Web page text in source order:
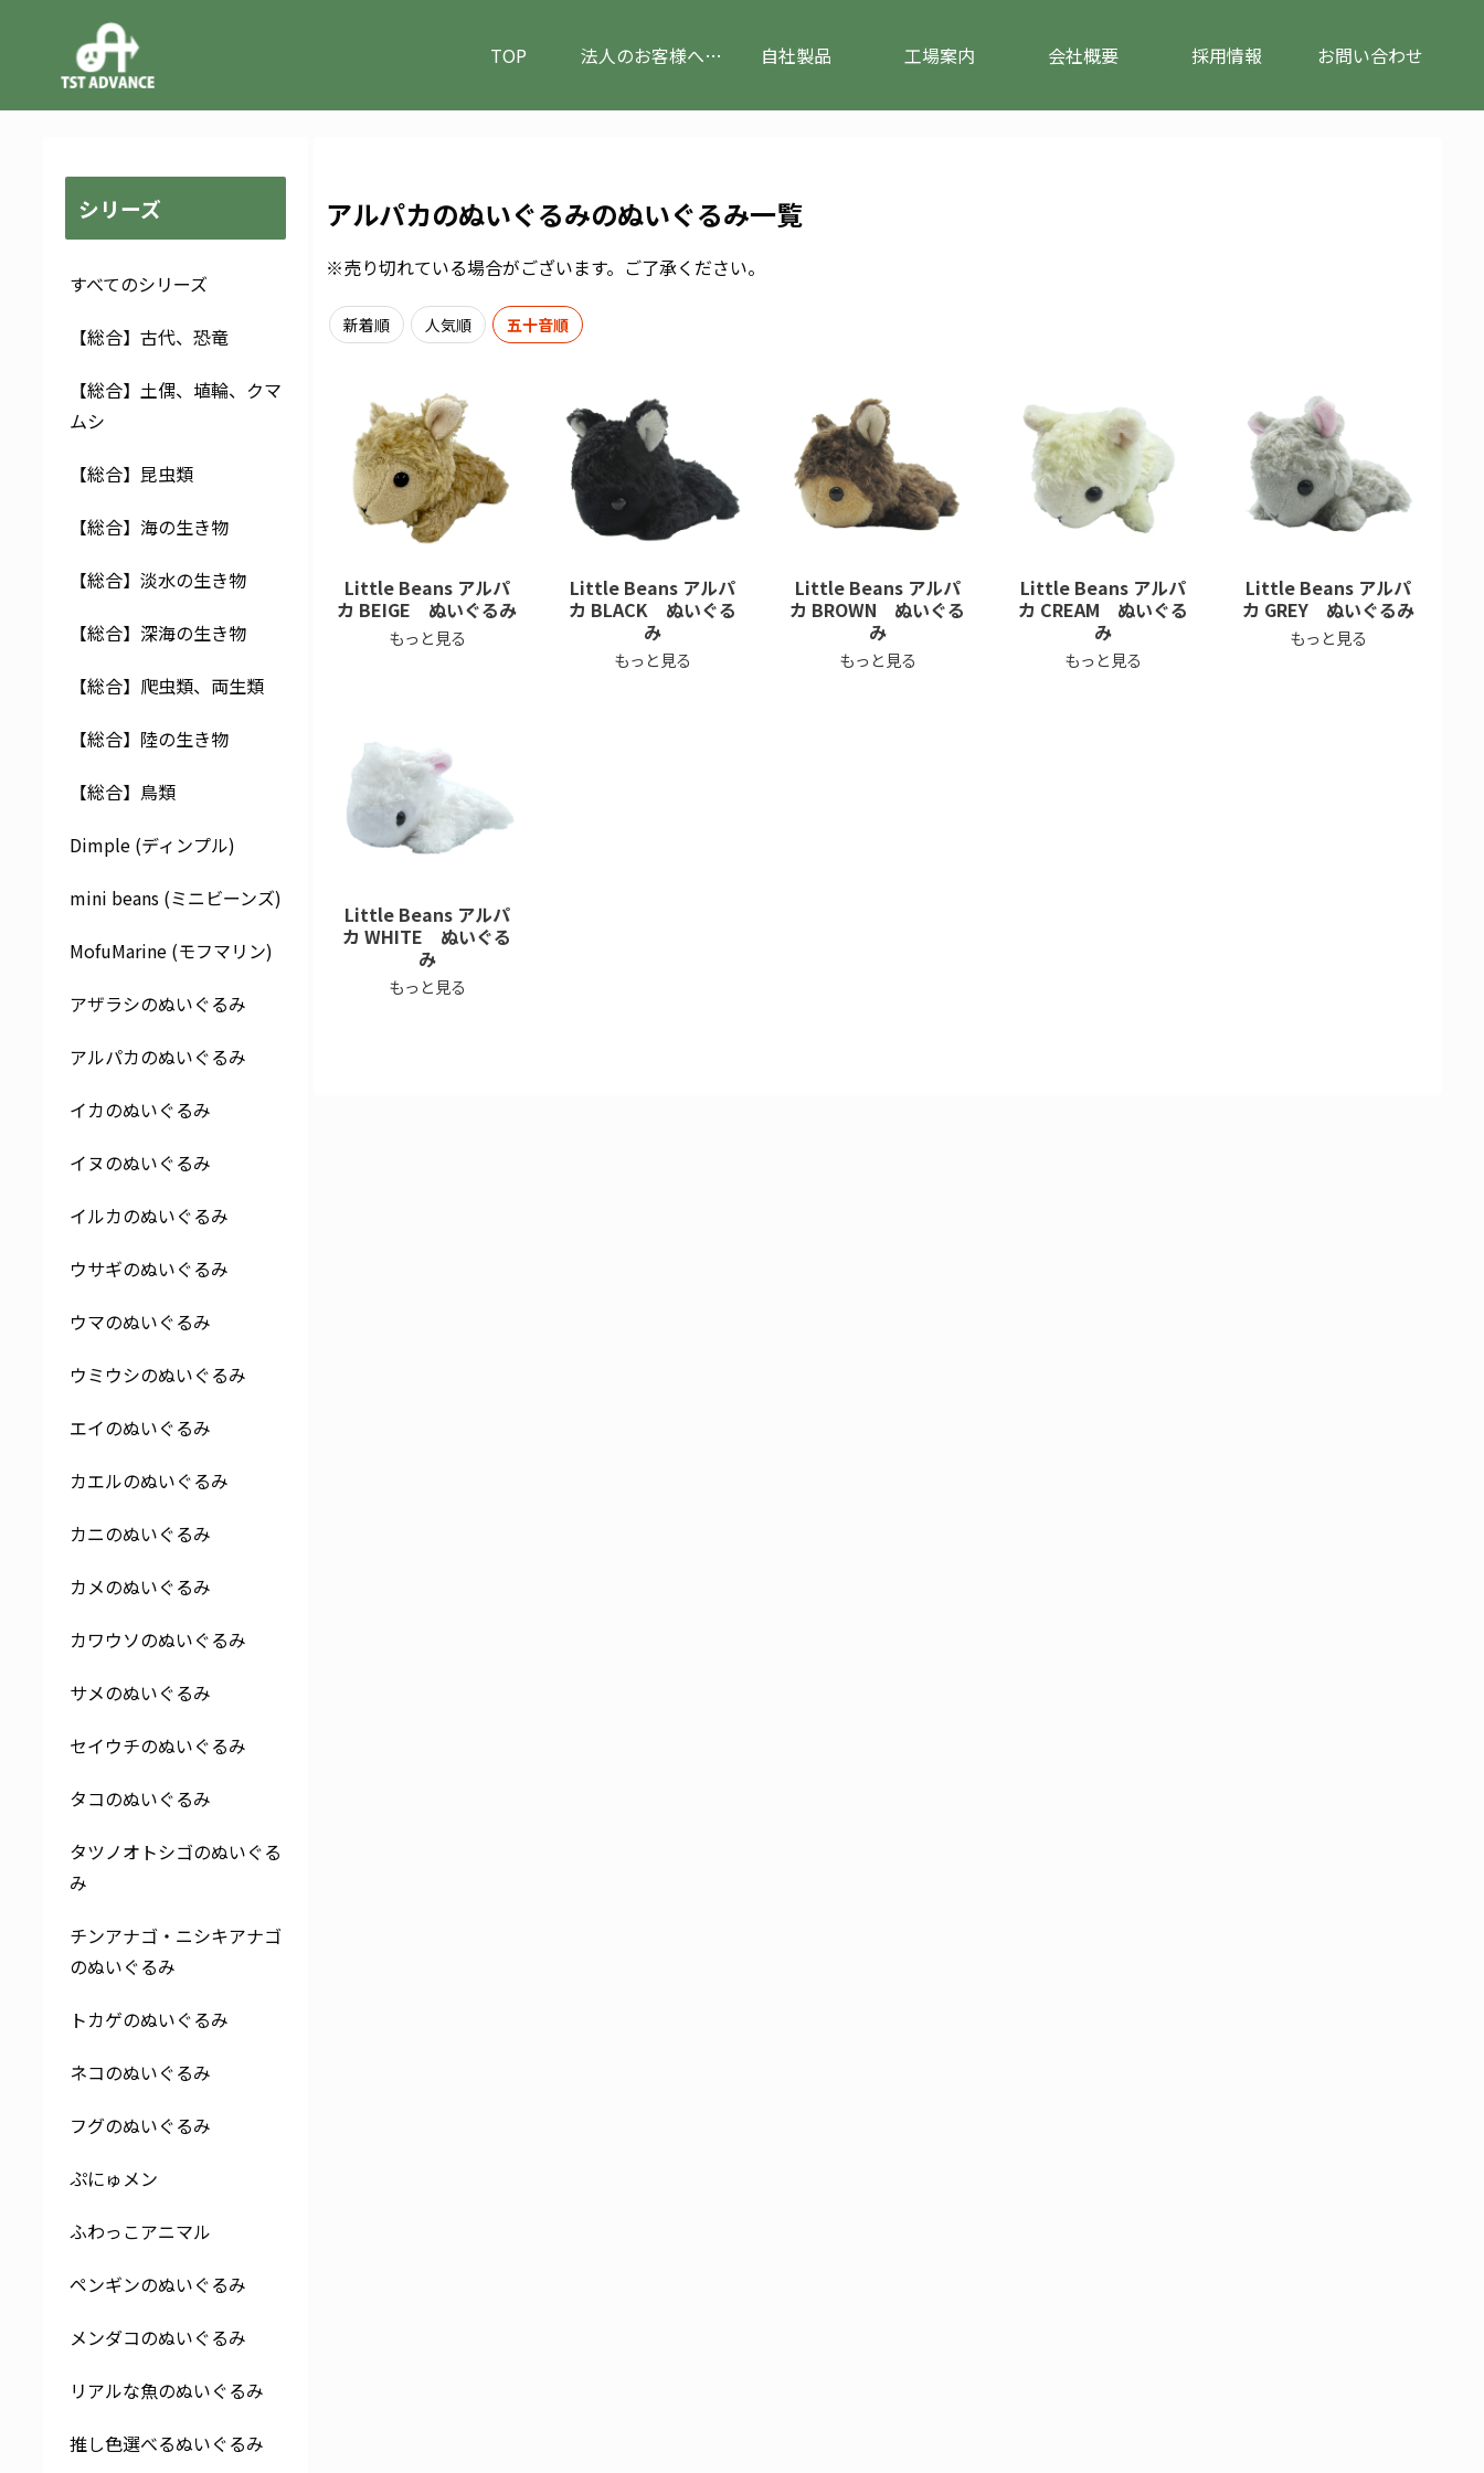
TOP 法人のお客様へ(ぬいぐるみのOEM) 自社製品 工場案内 会社概要 採用情報 お問い合わせ
アルパカのぬいぐるみのぬいぐるみ一覧
※売り切れている場合がございます。ご了承ください。
新着順 人気順 五十音順
Little Beans アルパ
カ BEIGE ぬいぐるみ
もっと見る
Little Beans アルパ
カ BLACK ぬいぐる
み
もっと見る
Little Beans アルパ
カ BROWN ぬいぐる
み
もっと見る
Little Beans アルパ
カ CREAM ぬいぐる
み
もっと見る
Little Beans アルパ
カ GREY ぬいぐるみ
もっと見る
Little Beans アルパ
カ WHITE ぬいぐる
み
もっと見る
シリーズ
すべてのシリーズ
【総合】古代、恐竜
【総合】土偶、埴輪、クマ
ムシ
【総合】昆虫類
【総合】海の生き物
【総合】淡水の生き物
【総合】深海の生き物
【総合】爬虫類、両生類
【総合】陸の生き物
【総合】鳥類
Dimple (ディンプル)
mini beans (ミニビーンズ)
MofuMarine (モフマリン)
アザラシのぬいぐるみ
アルパカのぬいぐるみ
イカのぬいぐるみ
イヌのぬいぐるみ
イルカのぬいぐるみ
ウサギのぬいぐるみ
ウマのぬいぐるみ
ウミウシのぬいぐるみ
エイのぬいぐるみ
カエルのぬいぐるみ
カニのぬいぐるみ
カメのぬいぐるみ
カワウソのぬいぐるみ
サメのぬいぐるみ
セイウチのぬいぐるみ
タコのぬいぐるみ
タツノオトシゴのぬいぐる
み
チンアナゴ・ニシキアナゴ
のぬいぐるみ
トカゲのぬいぐるみ
ネコのぬいぐるみ
フグのぬいぐるみ
ぷにゅメン
ふわっこアニマル
ペンギンのぬいぐるみ
メンダコのぬいぐるみ
リアルな魚のぬいぐるみ
推し色選べるぬいぐるみ